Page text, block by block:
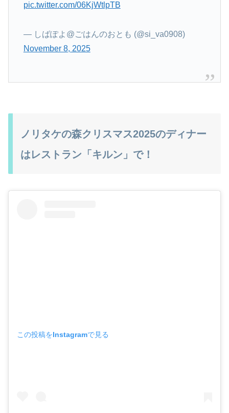
pic.twitter.com/06KjWtlpTB
— しばぽよ@ごはんのおとも (@si_va0908)
November 8, 2025
ノリタケの森クリスマス2025のディナー
はレストラン「キルン」で！
この投稿をInstagramで見る